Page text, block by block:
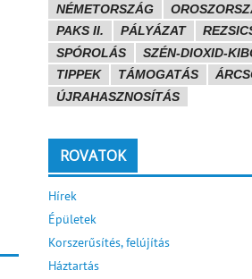
NÉMETORSZÁG
PAKS II.
PÁLYÁZAT
SPÓROLÁS
SZÉN-DIOXID-
TIPPEK
TÁMOGATÁS
ÚJRAHASZNOSÍTÁS
ROVATOK
Hírek
Épületek
Korszerűsítés, felújítás
Háztartás